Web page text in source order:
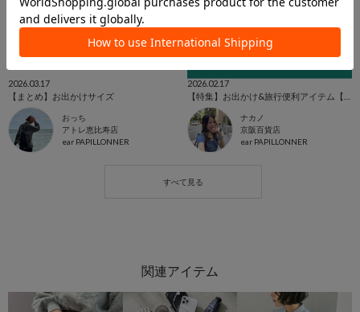
2026.03.17
【まとめ】お出かけサイズ
おっち
アトレ恵比寿店
ear PAPILLONNER
2026.02.17
ナカノ
京阪百貨店
ear PAPILLONNER